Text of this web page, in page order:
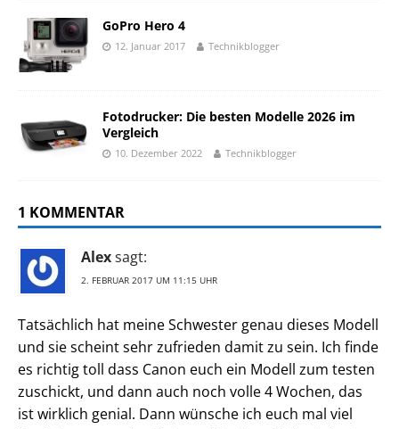
GoPro Hero 4
12. Januar 2017 Technikblogger
Fotodrucker: Die besten Modelle 2026 im
Vergleich
10. Dezember 2022 Technikblogger
1 KOMMENTAR
Alexsagt:
2. FEBRUAR 2017 UM 11:15 UHR
Tatsächlich hat meine Schwester genau dieses Modell
und sie scheint sehr zufrieden damit zu sein. Ich finde
es richtig toll dass Canon euch ein Modell zum testen
zuschickt, und dann auch noch volle 4 Wochen, das
ist wirklich genial. Dann wünsche ich euch mal viel